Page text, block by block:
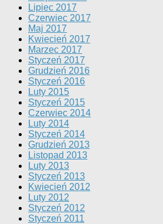
Lipiec 2017
Czerwiec 2017
Maj 2017
Kwiecień 2017
Marzec 2017
Styczeń 2017
Grudzień 2016
Styczeń 2016
Luty 2015
Styczeń 2015
Czerwiec 2014
Luty 2014
Styczeń 2014
Grudzień 2013
Listopad 2013
Luty 2013
Styczeń 2013
Kwiecień 2012
Luty 2012
Styczeń 2012
Styczeń 2011